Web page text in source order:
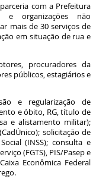
com a Prefeitura
e organizações não
mais de 30 serviços de
em situação de rua e
procuradores da
públicos, estagiários e
e regularização de
e óbito, RG, título de
e alistamento militar);
solicitação de
(INSS); consulta e
(FGTS), PIS/Pasep e
Econômica Federal